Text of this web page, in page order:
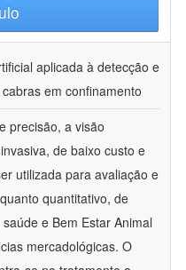
aplicada à detecção e
em confinamento
precisão, a visão
de baixo custo e
utilizada para avaliação e
quantitativo, de
e Bem Estar Animal
mercadológicas. O